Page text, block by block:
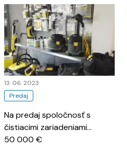
Predaj
13. 06. 2023
Na predaj spoločnosť s
čistiacimi zariadeniami…
50 000 €